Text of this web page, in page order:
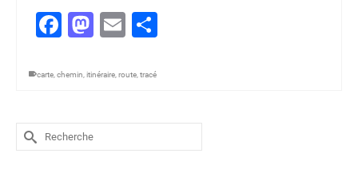
Facebook
Mastodon
Email
carte chemin itinéraire route tracé
Rechercher :